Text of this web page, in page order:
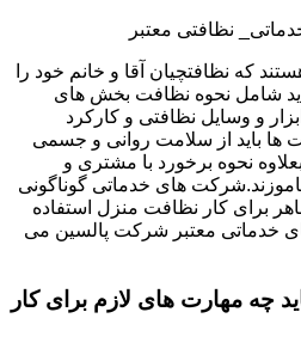
نظافتی معتبر
که نظافتچیان آقا و خانم خود را
شامل نحوه نظافت بخش های
و وسایل نظافتی و کارکرد
ها باید از سلامت روانی و جسمی
نحوه برخورد با مشتری و
های خدماتی گوناگونی
برای کار نظافت منزل استفاده
خدماتی معتبر شرکت پالسین می
چه مهارت های لازم برای کار